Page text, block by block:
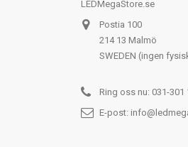
LEDMegaStore.se
Postia 100
214 13 Malmö
SWEDEN (ingen
Ring oss nu: 031-301
E-post: